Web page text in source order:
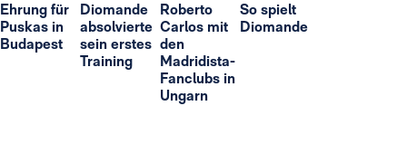
Ehrung für
Puskas in
Budapest
Diomande
absolvierte
sein erstes
Training
Roberto
Carlos mit
den
Madridista-
Fanclubs in
Ungarn
So spielt
Diomande